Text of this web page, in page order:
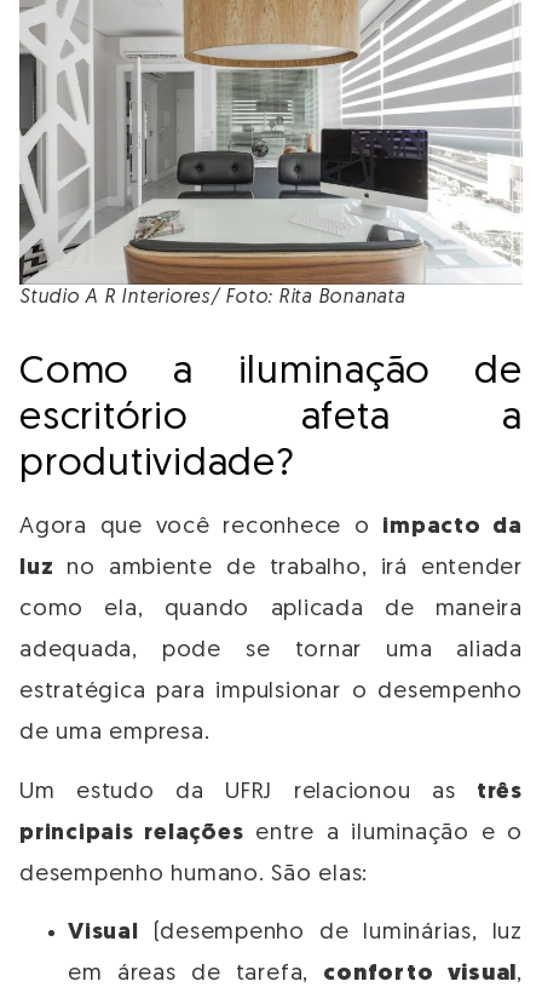
Studio A R Interiores/ Foto: Rita Bonanata
Como a iluminação de
escritório afeta a
produtividade?
Agora que você reconhece o impacto da
luz no ambiente de trabalho, irá entender
como ela, quando aplicada de maneira
adequada, pode se tornar uma aliada
estratégica para impulsionar o desempenho
de uma empresa.
Um estudo da UFRJ relacionou as três
principais relações entre a iluminação e o
desempenho humano. São elas:
Visual (desempenho de luminárias, luz
em áreas de tarefa, conforto visual,